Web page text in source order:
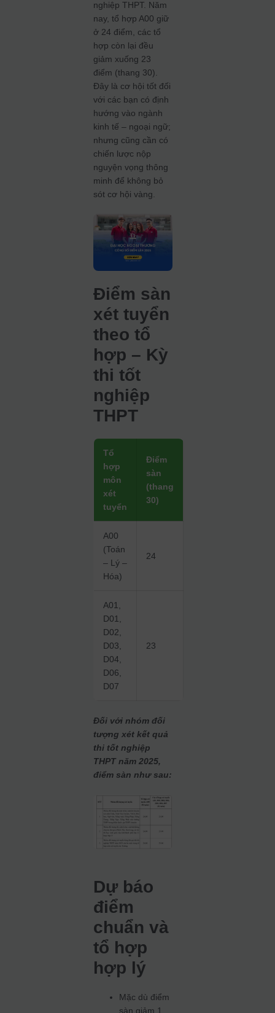
nghiệp THPT. Năm
nay, tổ hợp A00 giữ
ở 24 điểm, các tổ
hợp còn lại đều
giảm xuống 23
điểm (thang 30).
Đây là cơ hội tốt đối
với các bạn có định
hướng vào ngành
kinh tế – ngoại ngữ;
nhưng cũng cần có
chiến lược nộp
nguyện vọng thông
minh để không bỏ
sót cơ hội vàng.
Điểm sàn
xét tuyển
theo tổ
hợp – Kỳ
thi tốt
nghiệp
THPT
Tổ
hợp
môn
xét
tuyển
Điểm
sàn
(thang
30)
A00
(Toán
– Lý –
Hóa)
24
A01,
D01,
D02,
D03,
D04,
D06,
D07
23
Đối với nhóm đối
tượng xét kết quả
thi tốt nghiệp
THPT năm 2025,
điểm sàn như sau:
Dự báo
điểm
chuẩn và
tổ hợp
hợp lý
Mặc dù điểm
sàn giảm 1